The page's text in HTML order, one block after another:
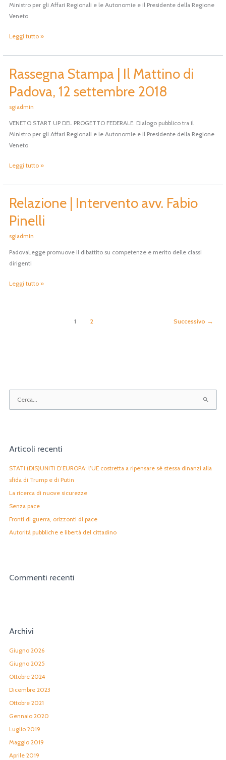
Ministro per gli Affari Regionali e le Autonomie e il Presidente della Regione
Veneto
11
settembre
Leggi tutto »
Rassegna Stampa | Il Mattino di
Padova, 12 settembre 2018
sgiadmin
VENETO START UP DEL PROGETTO FEDERALE. Dialogo pubblico tra il
Ministro per gli Affari Regionali e le Autonomie e il Presidente della Regione
Veneto
Rassegna
Stampa
di
Padova,
12
2018
Leggi tutto »
Relazione | Intervento avv. Fabio
Pinelli
sgiadmin
PadovaLegge promuove il dibattito su competenze e merito delle classi
dirigenti
Relazione
|
Intervento
Pinelli
Leggi tutto »
1 2 Successivo →
a
Articoli recenti
STATI (DIS)UNITI D’EUROPA: l’UE costretta a ripensare sé stessa dinanzi alla
sfida di Trump e di Putin
La ricerca di nuove sicurezze
Senza pace
Fronti di guerra, orizzonti di pace
Autorità pubbliche e libertà del cittadino
Commenti recenti
Archivi
Giugno 2026
Giugno 2025
Ottobre 2024
Dicembre 2023
Ottobre 2021
Gennaio 2020
Luglio 2019
Maggio 2019
Aprile 2019